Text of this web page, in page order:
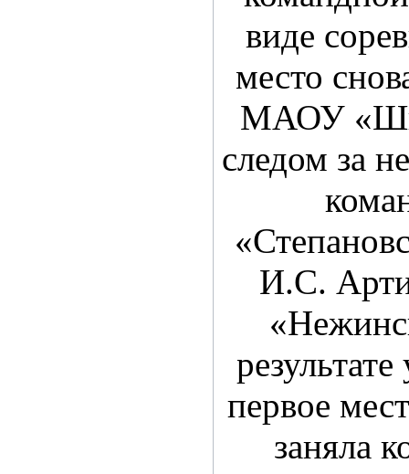
виде
место
МАОУ
следом за
И.С.
первое
заняла